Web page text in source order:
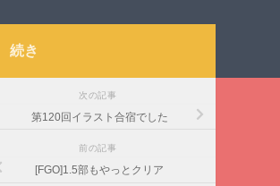
続き
次の記事
第120回イラスト合宿でした
前の記事
[FGO]1.5部もやっとクリア